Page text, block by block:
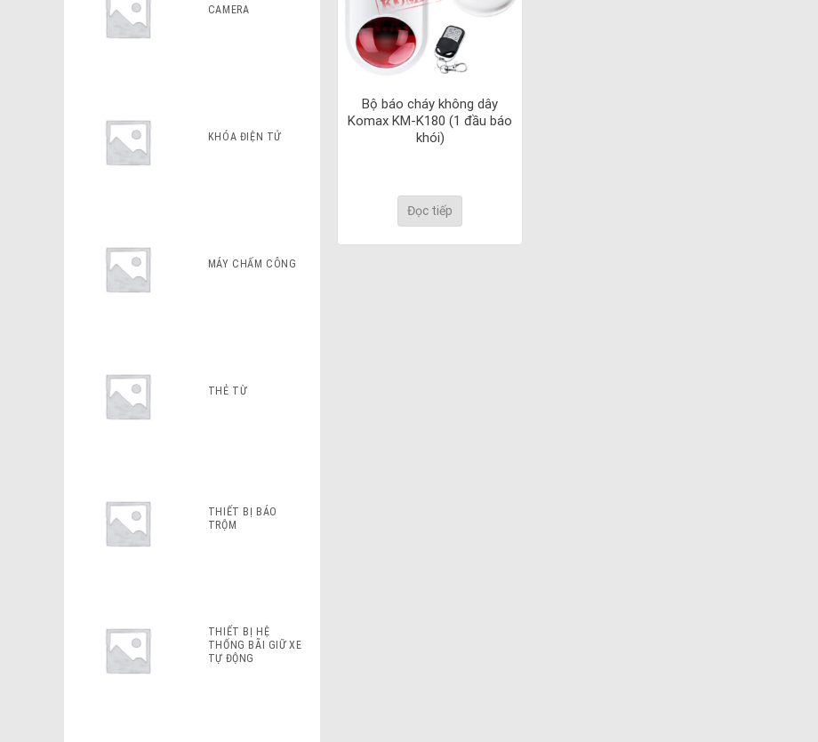
CAMERA
KHÓA ĐIỆN TỬ
MÁY CHẤM CÔNG
THẺ TỪ
THIẾT BỊ BÁO
TRỘM
THIẾT BỊ HỆ
THỐNG BÃI GIỮ XE
TỰ ĐỘNG
Bộ báo cháy không dây
Komax KM-K180 (1 đầu báo
khói)
Đọc tiếp